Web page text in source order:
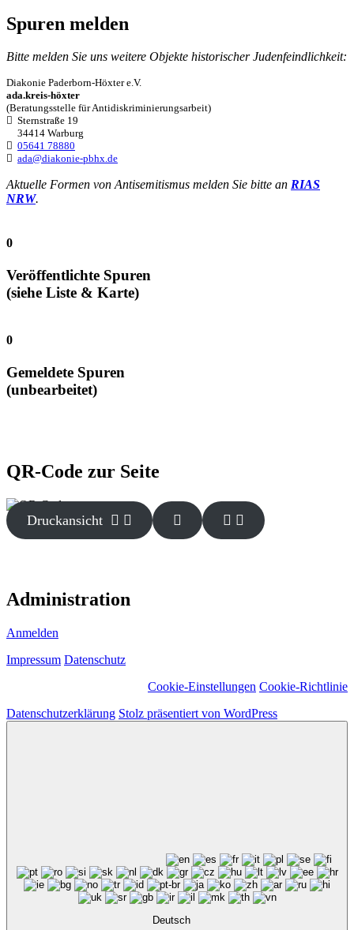
Spuren melden
Bitte melden Sie uns weitere Objekte historischer Judenfeindlichkeit:
Diakonie Paderborn-Höxter e.V.
ada.kreis-höxter
(Beratungsstelle für Antidiskriminierungsarbeit)
Sternstraße 19
34414 Warburg
05641 78880
ada@diakonie-pbhx.de
Aktuelle Formen von Antisemitismus melden Sie bitte an RIAS
NRW.
0
Veröffentlichte Spuren
(siehe Liste & Karte)
0
Gemeldete Spuren
(unbearbeitet)
QR-Code zur Seite
Druckansicht
Administration
Anmelden
Impressum Datenschutz
Cookie-Einstellungen Cookie-Richtlinie
Datenschutzerklärung Stolz präsentiert von WordPress
Deutsch